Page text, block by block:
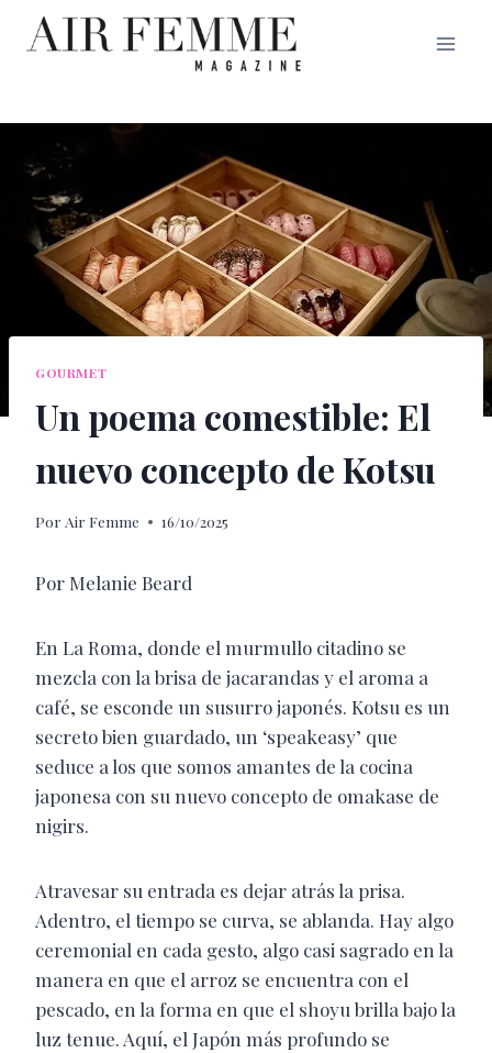
Saltar
GOURMET
Un poema comestible: El
nuevo concepto de Kotsu
Por Air Femme 16/10/2025
Por Melanie Beard
En La Roma, donde el murmullo citadino se
mezcla con la brisa de jacarandas y el aroma a
café, se esconde un susurro japonés. Kotsu es un
secreto bien guardado, un ‘speakeasy’ que
seduce a los que somos amantes de la cocina
japonesa con su nuevo concepto de omakase de
nigirs.
Atravesar su entrada es dejar atrás la prisa.
Adentro, el tiempo se curva, se ablanda. Hay algo
ceremonial en cada gesto, algo casi sagrado en la
manera en que el arroz se encuentra con el
pescado, en la forma en que el shoyu brilla bajo la
luz tenue. Aquí, el Japón más profundo se